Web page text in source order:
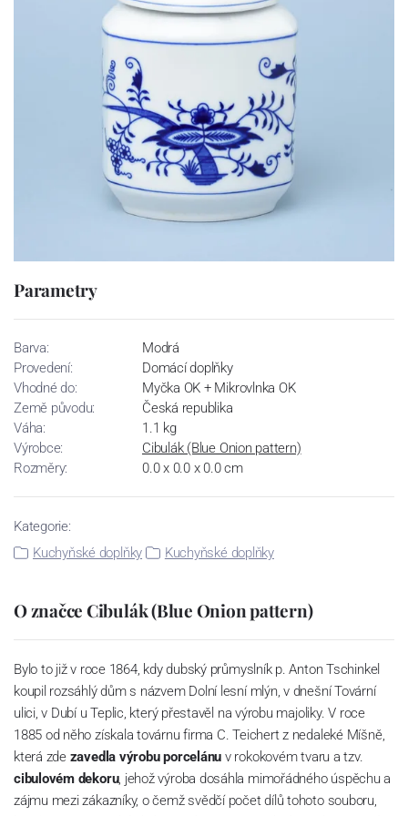
Parametry
Barva:
Modrá
Provedení:
Domácí doplňky
Vhodné do:
Myčka OK + Mikrovlnka OK
Země původu:
Česká republika
Váha:
1.1 kg
Výrobce:
Cibulák (Blue Onion pattern)
Rozměry:
0.0 x 0.0 x 0.0 cm
Kategorie:
Kuchyňské doplňky
Kuchyňské doplňky
O značce Cibulák (Blue Onion pattern)
Bylo to již v roce 1864, kdy dubský průmyslník p. Anton Tschinkel
koupil rozsáhlý dům s názvem Dolní lesní mlýn, v dnešní Tovární
ulici, v Dubí u Teplic, který přestavěl na výrobu majoliky. V roce
1885 od něho získala továrnu firma C. Teichert z nedaleké Míšně,
která zde zavedla výrobu porcelánu v rokokovém tvaru a tzv.
cibulovém dekoru, jehož výroba dosáhla mimořádného úspěchu a
zájmu mezi zákazníky, o čemž svědčí počet dílů tohoto souboru,